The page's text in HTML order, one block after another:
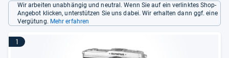
Wir arbeiten unabhängig und neutral. Wenn Sie auf ein verlinktes Shop-
Angebot klicken, unterstützen Sie uns dabei. Wir erhalten dann ggf. eine
Vergütung. Mehr erfahren
1